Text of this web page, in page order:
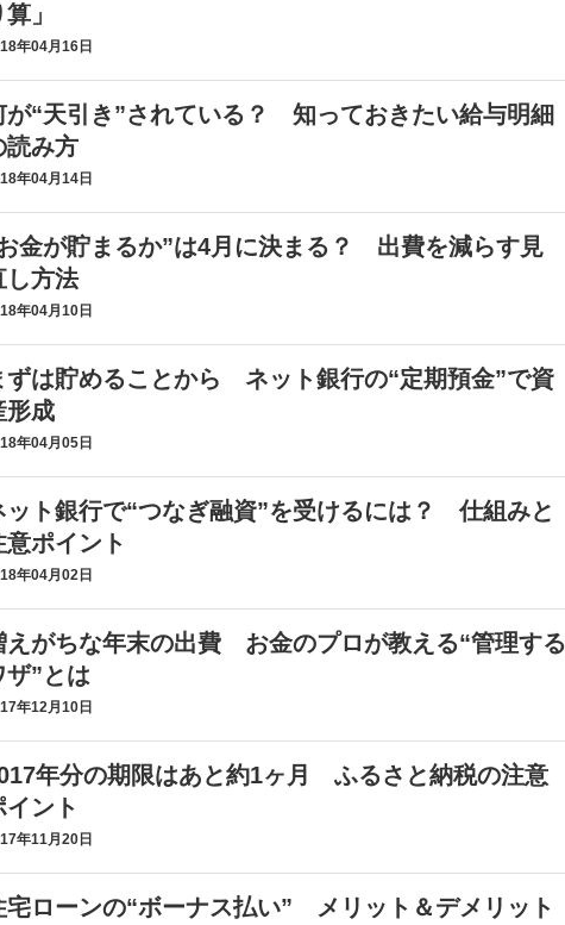
算」
年04月16日
が“天引き”されている？ 知っておきたい給与明細
読み方
年04月14日
金が貯まるか”は4月に決まる？ 出費を減らす見
し方法
年04月10日
ずは貯めることから ネット銀行の“定期預金”で資
形成
年04月05日
ット銀行で“つなぎ融資”を受けるには？ 仕組みと
意ポイント
年04月02日
えがちな年末の出費 お金のプロが教える“管理する
ザ”とは
年12月10日
年分の期限はあと約1ヶ月 ふるさと納税の注意
イント
年11月20日
宅ローンの“ボーナス払い” メリット＆デメリット